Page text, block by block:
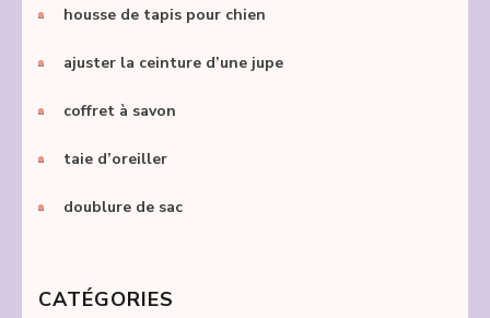
housse de tapis pour chien
ajuster la ceinture d’une jupe
coffret à savon
taie d’oreiller
doublure de sac
CATÉGORIES